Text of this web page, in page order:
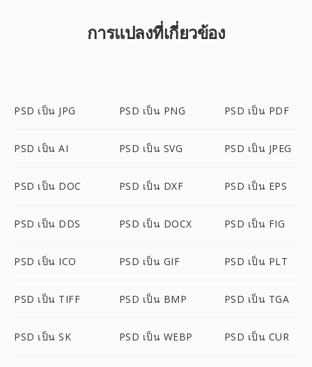
การแปลงที่เกี่ยวข้อง
PSD เป็น JPG PSD เป็น PNG PSD เป็น PDF
PSD เป็น AI PSD เป็น SVG PSD เป็น JPEG
PSD เป็น DOC PSD เป็น DXF PSD เป็น EPS
PSD เป็น DDS PSD เป็น DOCX PSD เป็น FIG
PSD เป็น ICO PSD เป็น GIF PSD เป็น PLT
PSD เป็น TIFF PSD เป็น BMP PSD เป็น TGA
PSD เป็น SK PSD เป็น WEBP PSD เป็น CUR